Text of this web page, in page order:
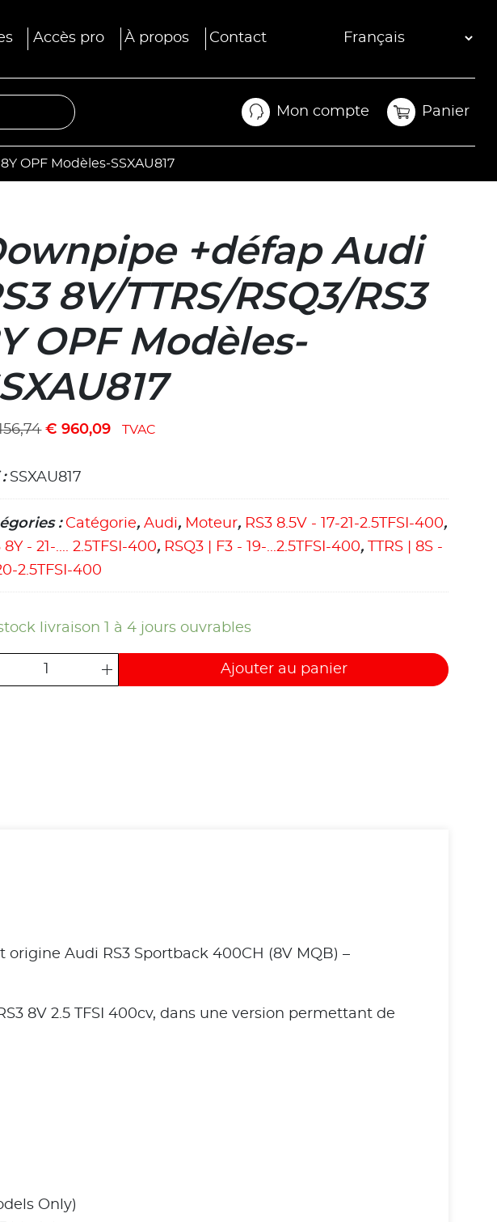
Accès pro À propos Contact
Mon compte
Mon compte
Panier
Panier
OPF Modèles-SSXAU817
+défap Audi
8V/TTRS/RSQ3/RS3
OPF Modèles-
€ 960,09 TVAC
: SSXAU817
: Catégorie,Audi, Moteur, RS3 8.5V - 17-21-2.5TFSI-400,
8Y - 21-.... 2.5TFSI-400, RSQ3 | F3 - 19-...2.5TFSI-400,
TTRS | 8S -
2.5TFSI-400
livraison 1 à 4 jours ouvrables
Ajouter au panier
Audi RS3 Sportback 400CH (8V MQB) –
8V 2.5 TFSI 400cv, dans une version permettant de
Only)